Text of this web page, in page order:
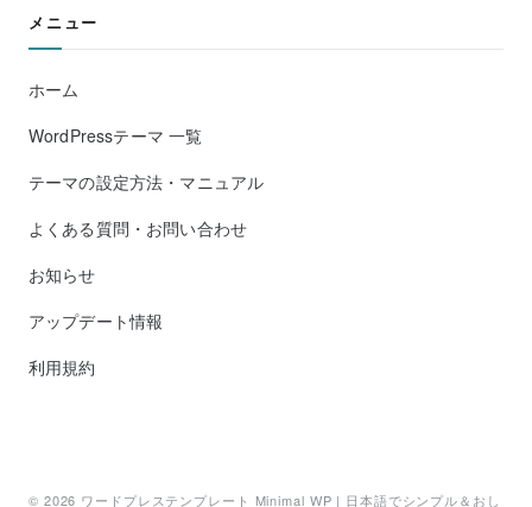
メニュー
ホーム
WordPressテーマ 一覧
テーマの設定方法・マニュアル
よくある質問・お問い合わせ
お知らせ
アップデート情報
利用規約
© 2026 ワードプレステンプレート Minimal WP | 日本語でシンプル＆おし